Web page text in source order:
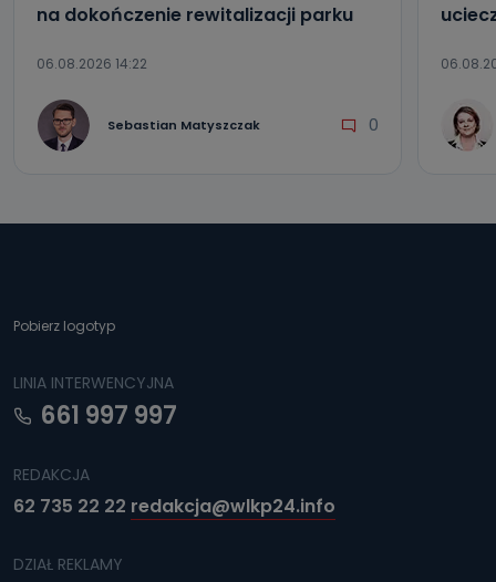
na dokończenie rewitalizacji parku
06.08.2026 14:22
Sebastian Matyszczak 0
Pobierz logotyp
LINIA INTERWENCYJNA
661 997 997
REDAKCJA
62 735 22 22 redakcja@wlkp24.info
DZIAŁ REKLAMY